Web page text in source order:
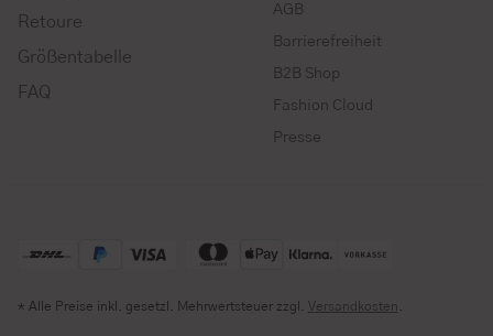
Retoure
Größentabelle
FAQ
AGB
Barrierefreiheit
B2B Shop
Fashion Cloud
Presse
* Alle Preise inkl. gesetzl. Mehrwertsteuer zzgl. Versandkosten